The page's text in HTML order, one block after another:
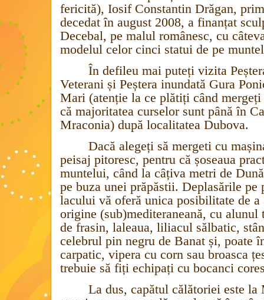
fericită), Iosif Constantin Drăgan,
decedat în august 2008, a finanțat
Decebal, pe malul românesc, cu
modelul celor cinci statui de pe
În defileu mai puteți vizita
Veterani și Peștera inundată Gura
Mari (atenție la ce plătiți când
că majoritatea curselor sunt până în
Mraconia) după localitatea Dubova.
Dacă alegeți să mergeti cu
peisaj pitoresc, pentru că șoseaua
muntelui, când la câțiva metri de
pe buza unei prăpăstii. Deplasările pe
lacului vă oferă unica posibilitate de a
origine (sub)mediteraneană, cu
de frasin, laleaua, liliacul sălbatic,
celebrul pin negru de Banat și, poate
carpatic, vipera cu corn sau broasca
trebuie să fiți echipați cu bocanci
La dus, capătul călătoriei este